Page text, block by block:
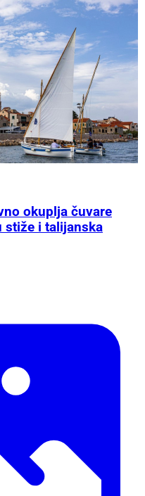
okuplja čuvare
stiže i talijanska